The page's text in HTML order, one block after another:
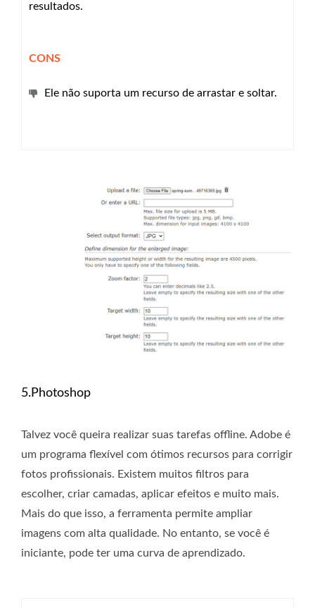
resultados.
CONS
Ele não suporta um recurso de arrastar e soltar.
5.Photoshop
Talvez você queira realizar suas tarefas offline. Adobe é
um programa flexível com ótimos recursos para corrigir
fotos profissionais. Existem muitos filtros para
escolher, criar camadas, aplicar efeitos e muito mais.
Mais do que isso, a ferramenta permite ampliar
imagens com alta qualidade. No entanto, se você é
iniciante, pode ter uma curva de aprendizado.